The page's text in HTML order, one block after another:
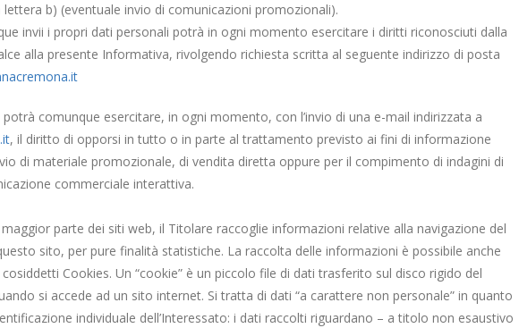
b) (eventuale invio di comunicazioni promozionali).
invii i propri dati personali potrà in ogni momento esercitare i diritti riconosciuti dalla
alla presente Informativa, rivolgendo richiesta scritta al seguente indirizzo di posta
comunque esercitare, in ogni momento, con l’invio di una e-mail indirizzata a
, il diritto di opporsi in tutto o in parte al trattamento previsto ai fini di informazione
di materiale promozionale, di vendita diretta oppure per il compimento di indagini di
commerciale interattiva.
parte dei siti web, il Titolare raccoglie informazioni relative alla navigazione del
sito, per pure finalità statistiche. La raccolta delle informazioni è possibile anche
cosiddetti Cookies. Un “cookie” è un piccolo file di dati trasferito sul disco rigido del
si accede ad un sito internet. Si tratta di dati “a carattere non personale” in quanto
individuale dell’Interessato: i dati raccolti riguardano – a titolo non esaustivo